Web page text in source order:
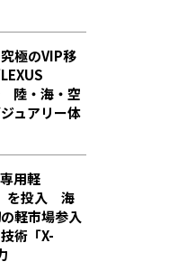
究極のVIP移
陸・海・空
ュアリー体
用軽
を投入 海
軽市場参入
術「X-